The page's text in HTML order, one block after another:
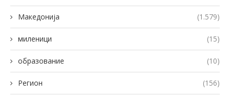
Македонија (1.579)
миленици (15)
образование (10)
Регион (156)